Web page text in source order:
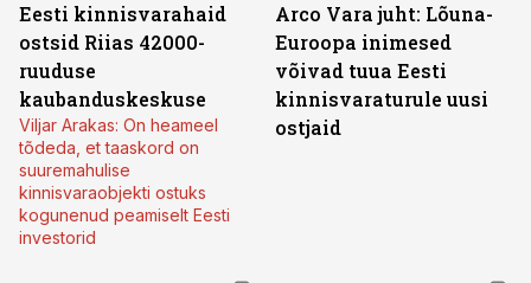
Eesti kinnisvarahaid
ostsid Riias 42000-
ruuduse
kaubanduskeskuse
Viljar Arakas: On heameel
tõdeda, et taaskord on
suuremahulise
kinnisvaraobjekti ostuks
kogunenud peamiselt Eesti
investorid
Arco Vara juht: Lõuna-
Euroopa inimesed
võivad tuua Eesti
kinnisvaraturule uusi
ostjaid